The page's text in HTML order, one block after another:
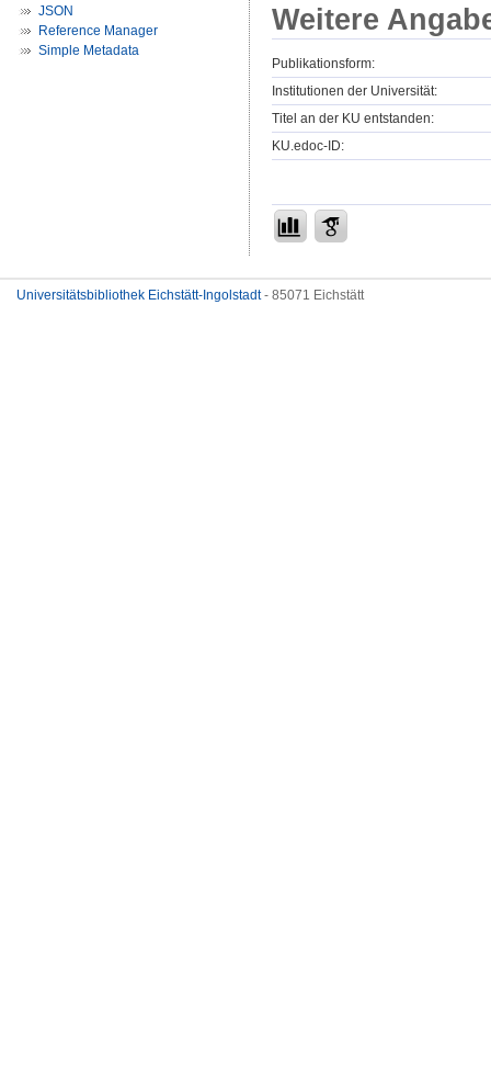
JSON
Reference Manager
Simple Metadata
Weitere
Publikationsform:
Institutionen der Universität:
Titel an der KU entstanden:
KU.edoc-ID:
Universitätsbibliothek Eichstätt-Ingolstadt- 85071 Eichstätt